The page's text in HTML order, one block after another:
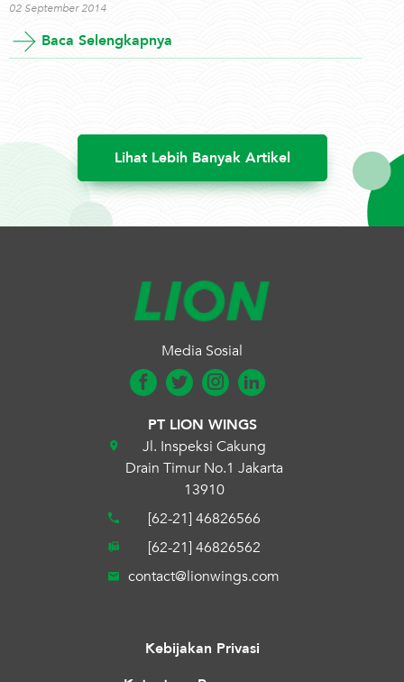
02 September 2014
Baca Selengkapnya
Lihat Lebih Banyak Artikel
Media Sosial
PT LION WINGS
Jl. Inspeksi Cakung
Drain Timur No.1 Jakarta
13910
[62-21] 46826566
[62-21] 46826562
contact@lionwings.com
Kebijakan Privasi